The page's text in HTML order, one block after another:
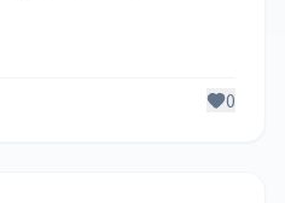
0